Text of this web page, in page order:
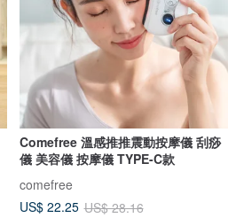
Comefree 溫感推推震動按摩儀 刮痧
儀 美容儀 按摩儀 TYPE-C款
comefree
US$ 22.25 US$ 28.16